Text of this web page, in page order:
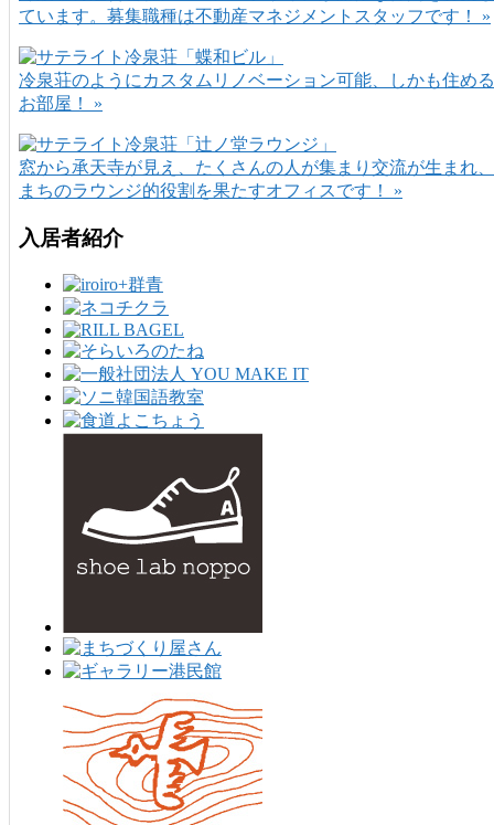
ています。募集職種は不動産マネジメントスタッフです！ »
冷泉荘のようにカスタムリノベーション可能、しかも住める
お部屋！ »
窓から承天寺が見え、たくさんの人が集まり交流が生まれ、
まちのラウンジ的役割を果たすオフィスです！ »
入居者紹介